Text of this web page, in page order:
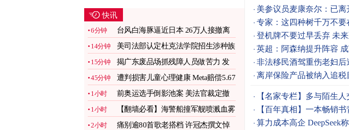
快讯
6分钟
台风白海豚逼近日本 26万人接撤离
指示 图
14分钟
美司法部认定杜克法学院招生涉种族
歧视 图
15分钟
揭广东废品场抓残障人员做苦力 发
声者遭噤声 图
45分钟
遭判损害儿童心理健康 Meta赔偿5.67
亿美元 图
1小时
前奥运选手倒影池案 美法官裁定撤
销起诉 图
1小时
【翻墙必看】海警船撞军舰喷溅血雾
2武警死
2小时
痛别逾80首歌老搭档 许冠杰撰文悼
美参议员麦康奈尔：已
专家：这四种树千万不要
登机牌不要过早丢弃 未
英超：阿森纳提升阵容
非法移民酒驾重伤老妇后
离岸保险产品被纳入追
【名家专栏】多与陌生
【百年真相】一本畅销
算力成本高企 DeepSeek